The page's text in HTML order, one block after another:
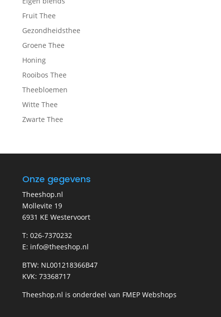
Fruit Thee
Gezondheidsthee
Groene Thee
Honing
Rooibos Thee
Theebloemen
Witte Thee
Zwarte Thee
Onze gegevens
Theeshop.nl
Mollevite 19
6931 KE Westervoort
T: 026-7370232
E: info@theeshop.nl
BTW: NL001218366B47
KVK: 73368717
Theeshop.nl is onderdeel van FMEP Webshops